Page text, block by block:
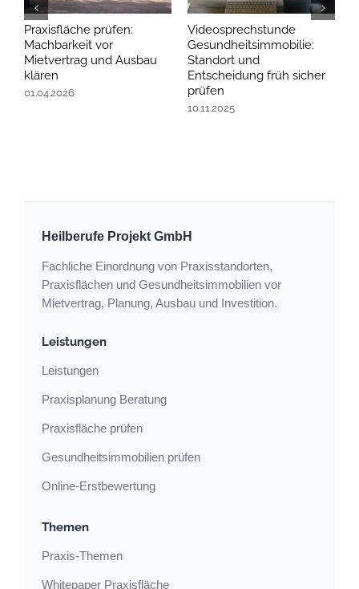
Praxisfläche prüfen:
Machbarkeit vor
Mietvertrag und Ausbau
klären
01.04.2026
Videosprechstunde
Gesundheitsimmobilie:
Standort und
Entscheidung früh sicher
prüfen
10.11.2025
Heilberufe Projekt GmbH
Fachliche Einordnung von Praxisstandorten,
Praxisflächen und Gesundheitsimmobilien vor
Mietvertrag, Planung, Ausbau und Investition.
Leistungen
Leistungen
Praxisplanung Beratung
Praxisfläche prüfen
Gesundheitsimmobilien prüfen
Online-Erstbewertung
Themen
Praxis-Themen
Whitepaper Praxisfläche